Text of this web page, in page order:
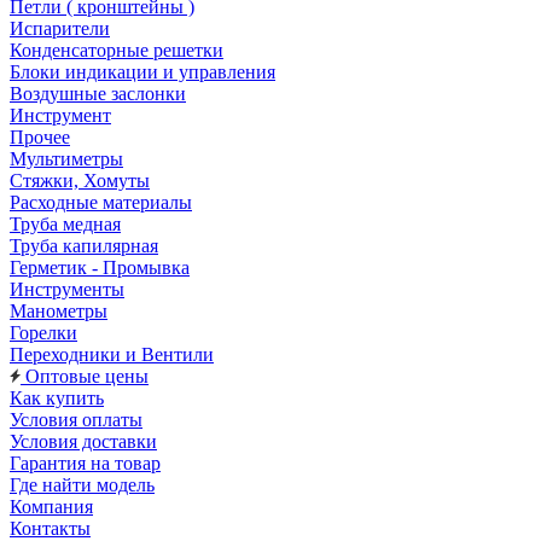
Петли ( кронштейны )
Испарители
Конденсаторные решетки
Блоки индикации и управления
Воздушные заслонки
Инструмент
Прочее
Мультиметры
Стяжки, Хомуты
Расходные материалы
Труба медная
Труба капилярная
Герметик - Промывка
Инструменты
Манометры
Горелки
Переходники и Вентили
Оптовые цены
Как купить
Условия оплаты
Условия доставки
Гарантия на товар
Где найти модель
Компания
Контакты